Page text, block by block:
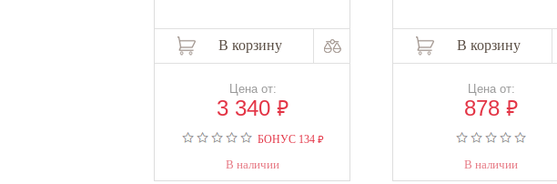
В корзину
Цена от:
3 340 ₽
БОНУС 134 ₽
В наличии
В корзину
Цена от:
878 ₽
В наличии